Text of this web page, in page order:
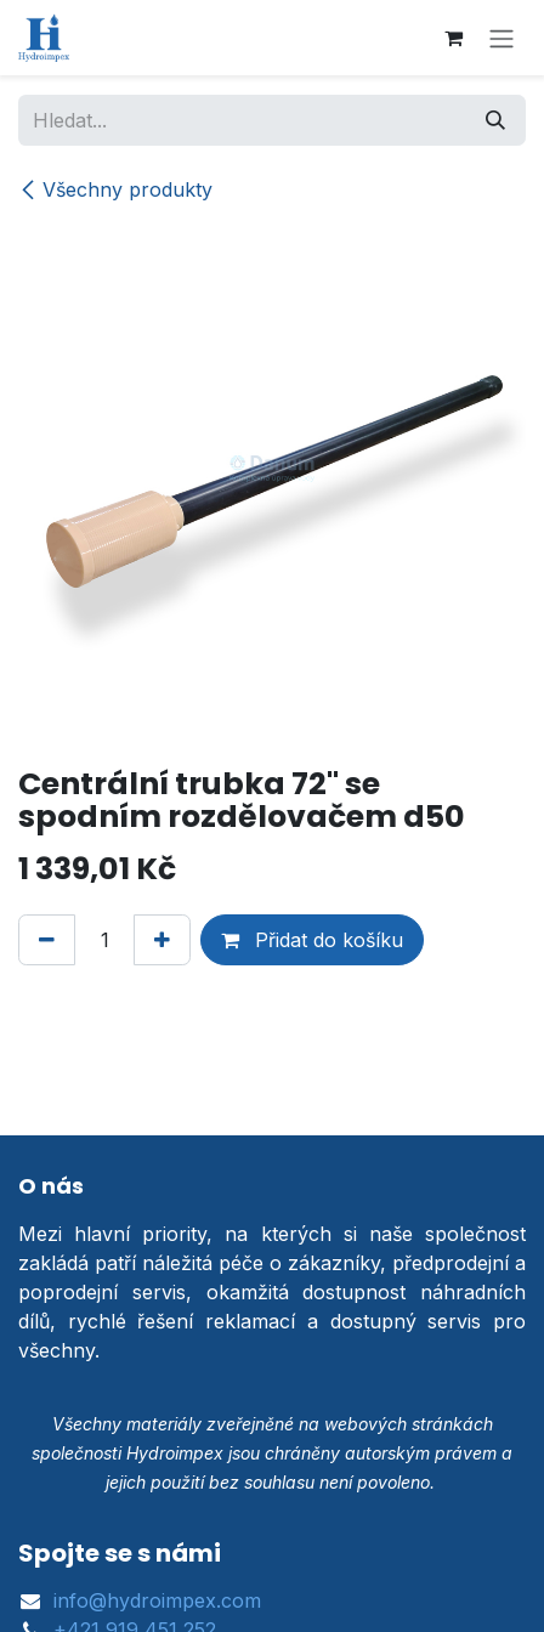
Přejít na obsah
Všechny produkty
Centrální trubka 72" se
spodním rozdělovačem d50
1 339,01 Kč
Přidat do košíku
O nás
Mezi hlavní priority, na kterých si naše společnost
zakládá patří náležitá péče o zákazníky, předprodejní a
poprodejní servis, okamžitá dostupnost náhradních
dílů, rychlé řešení reklamací a dostupný servis pro
všechny.
Všechny materiály zveřejněné na webových stránkách
společnosti Hydroimpex jsou chráněny autorským právem a
jejich použití bez souhlasu není povoleno.
Spojte se s námi
info@hydroimpex.com